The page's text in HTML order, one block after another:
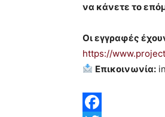
να κάνετε το
Οι εγγραφές
https://
Επικοινωνία: